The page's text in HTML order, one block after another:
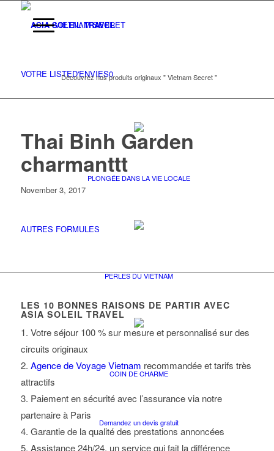
VIETNAM SECRET
Découvrez nos produits originaux " Vietnam Secret "
PLONGÉE DANS LA VIE LOCALE
PERLES DU VIETNAM
COIN DE CHARME
Demandez un devis gratuit
VOTRE LISTED'ENVIES0
Thai Binh Garden
charmanttt
November 3, 2017
AUTRES FORMULES
LES 10 BONNES RAISONS DE PARTIR AVEC
ASIA SOLEIL TRAVEL
1. Votre séjour 100 % sur mesure et personnalisé sur des
circuits originaux
2. Agence de Voyage Vietnam recommandée et tarifs très
attractifs
3. Paiement en sécurité avec l’assurance via notre
partenaire à Paris
4. Garantie de la qualité des prestations annoncées
5. Assistance 24h/24, un service qui fait la différence